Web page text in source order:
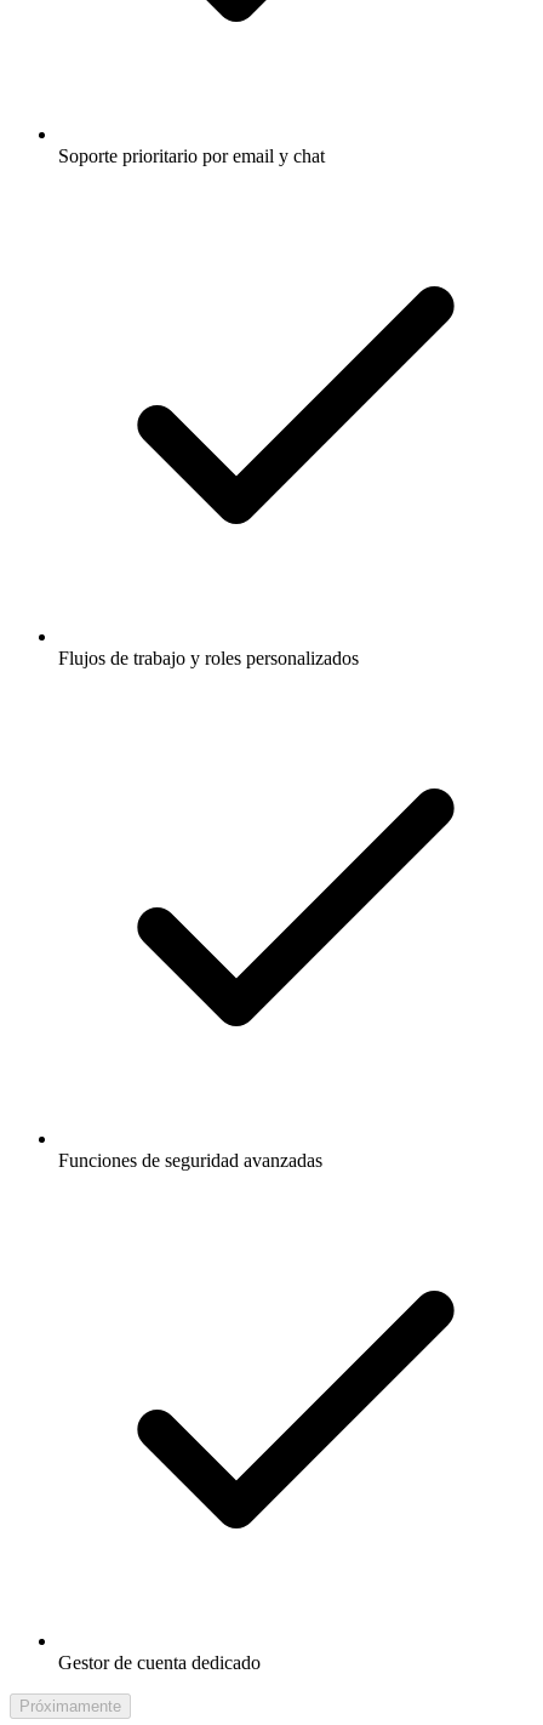
Soporte prioritario por email y chat
Flujos de trabajo y roles personalizados
Funciones de seguridad avanzadas
Gestor de cuenta dedicado
Próximamente